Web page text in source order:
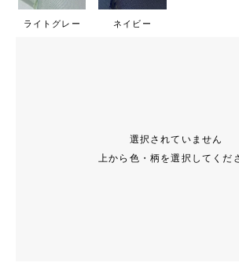
ライトグレー ネイビー
選択されていません
上から色・柄を選択してくだ